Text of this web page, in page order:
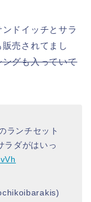
ドイッチとサラ
売されてまし
グも入っていて
ランチセット
ラダがはいっ